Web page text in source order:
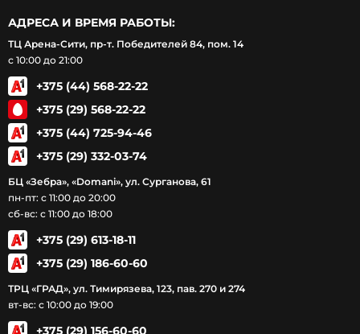
АДРЕСА И ВРЕМЯ РАБОТЫ:
ТЦ Арена-Сити, пр-т. Победителей 84, пом. 14
с 10:00 до 21:00
+375 (44) 568-22-22
+375 (29) 568-22-22
+375 (44) 725-94-46
+375 (29) 332-03-74
БЦ «Зебра», «Domani», ул. Сурганова, 61
пн-пт: с 11:00 до 20:00
сб-вс: с 11:00 до 18:00
+375 (29) 613-18-11
+375 (29) 186-60-60
ТРЦ «ГРАД», ул. Тимирязева, 123, пав. 270 и 274
вт-вс: с 10:00 до 19:00
+375 (29) 156-60-60